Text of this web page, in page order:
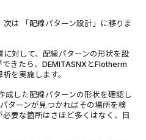
次は 「配線パターン設計」に移りま
に対して、配線パターンの形状を設
きたら、DEMITASNXとFlotherm
を実施します。
成した配線パターンの形状を確認し
ターンが見つかればその場所を検
要な箇所はさほど多くはなく、目